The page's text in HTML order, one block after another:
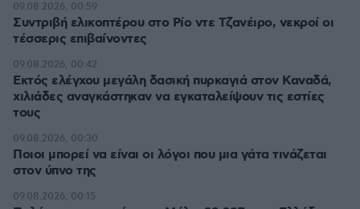
Συντριβή ελικοπτέρου στο Ρίο ντε Τζανέιρο, νεκροί οι
τέσσερις επιβαίνοντες
09.08.2026, 00:59
Εκτός ελέγχου μεγάλη δασική πυρκαγιά στον Καναδά,
χιλιάδες αναγκάστηκαν να εγκαταλείψουν τις εστίες
τους
09.08.2026, 00:42
Ποιοι μπορεί να είναι οι λόγοι που μια γάτα τινάζεται
στον ύπνο της
09.08.2026, 00:30
09.08.2026, 00:15